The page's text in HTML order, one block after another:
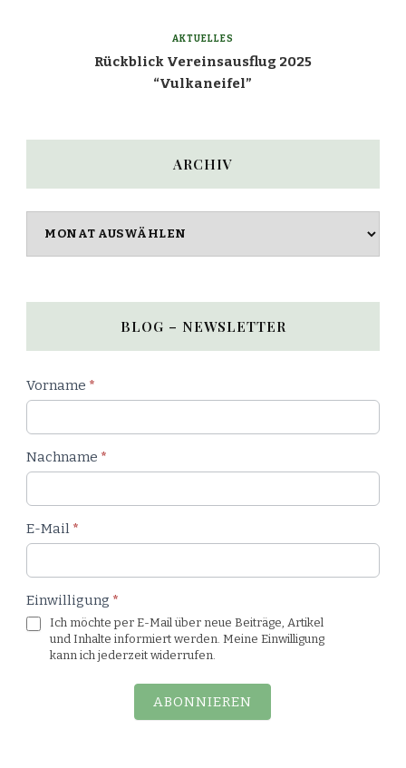
AKTUELLES
Rückblick Vereinsausflug 2025
“Vulkaneifel”
ARCHIV
BLOG – NEWSLETTER
Newsletter
Vorname *
Nachname *
E-Mail *
Einwilligung *
Ich möchte per E-Mail über neue Beiträge, Artikel
und Inhalte informiert werden. Meine Einwilligung
kann ich jederzeit widerrufen.
ABONNIEREN